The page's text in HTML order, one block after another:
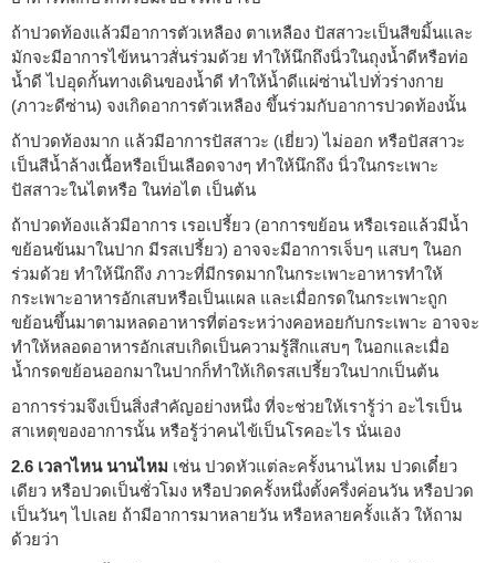
ถ้าปวดท้องแล้วมีอาการตัวเหลือง ตาเหลือง ปัสสาวะเป็นสีขมิ้นและ
มักจะมีอาการไข้หนาวสั่นร่วมด้วย ทำให้นึกถึงนิ่วในถุงน้ำดีหรือท่อ
น้ำดี ไปอุดกั้นทางเดินของน้ำดี ทำให้น้ำดีแผ่ซ่านไปทั่วร่างกาย
(ภาวะดีซ่าน) จงเกิดอาการตัวเหลือง ขึ้นร่วมกับอาการปวดท้องนั้น
ถ้าปวดท้องมาก แล้วมีอาการปัสสาวะ (เยี่ยว) ไม่ออก หรือปัสสาวะ
เป็นสีน้ำล้างเนื้อหรือเป็นเลือดจางๆ ทำให้นึกถึง นิ่วในกระเพาะ
ปัสสาวะในไตหรือ ในท่อไต เป็นต้น
ถ้าปวดท้องแล้วมีอาการ เรอเปรี้ยว (อาการขย้อน หรือเรอแล้วมีน้ำ
ขย้อนข้นมาในปาก มีรสเปรี้ยว) อาจจะมีอาการเจ็บๆ แสบๆ ในอก
ร่วมด้วย ทำให้นึกถึง ภาวะที่มีกรดมากในกระเพาะอาหารทำให้
กระเพาะอาหารอักเสบหรือเป็นแผล และเมื่อกรดในกระเพาะถูก
ขย้อนขึ้นมาตามหลดอาหารที่ต่อระหว่างคอหอยกับกระเพาะ อาจจะ
ทำให้หลอดอาหารอักเสบเกิดเป็นความรู้สึกแสบๆ ในอกและเมื่อ
น้ำกรดขย้อนออกมาในปากก็ทำให้เกิดรสเปรี้ยวในปากเป็นต้น
อาการร่วมจึงเป็นสิ่งสำคัญอย่างหนึ่ง ที่จะช่วยให้เรารู้ว่า อะไรเป็น
สาเหตุของอาการนั้น หรือรู้ว่าคนไข้เป็นโรคอะไร นั่นเอง
2.6 เวลาไหน นานไหม เช่น ปวดหัวแต่ละครั้งนานไหม ปวดเดี๋ยว
เดียว หรือปวดเป็นชั่วโมง หรือปวดครั้งหนึ่งตั้งครึ่งค่อนวัน หรือปวด
เป็นวันๆ ไปเลย ถ้ามีอาการมาหลายวัน หรือหลายครั้งแล้ว ให้ถาม
ด้วยว่า